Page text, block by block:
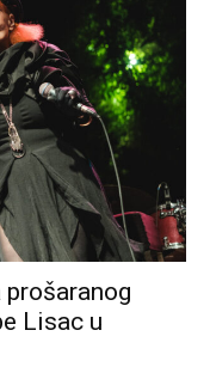
Lisac u